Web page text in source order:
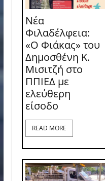
Νέα
Φιλαδέλφεια:
«Ο Φιάκας» του
Δημοσθένη Κ.
Μισιτζή στο
ΠΠΙΕΔ με
ελεύθερη
είσοδο
READ MORE